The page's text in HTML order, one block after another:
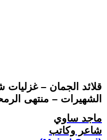
قلائد الجمان –
الشهيرات – منتهى
ماجد ساوي
شاعر وكاتب